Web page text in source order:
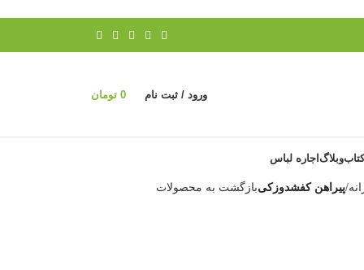
ورود / ثبت نام 0 تومان
کتابوبلاگاجاره لباس
پیراهن کفشدوزکیبازگشت به محصولات